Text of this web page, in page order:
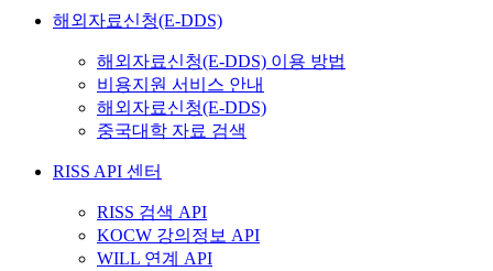
해외자료신청(E-DDS)
해외자료신청(E-DDS) 이용 방법
비용지원 서비스 안내
해외자료신청(E-DDS)
중국대학 자료 검색
RISS API 센터
RISS 검색 API
KOCW 강의정보 API
WILL 연계 API